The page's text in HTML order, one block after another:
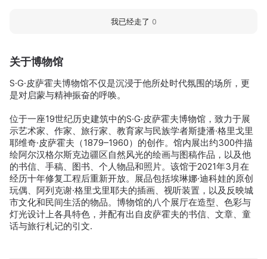
关于博物馆
S·G·皮萨霍夫博物馆不仅是沉浸于他所处时代氛围的场所，更
是对启蒙与精神振奋的呼唤。
位于一座19世纪历史建筑中的S·G·皮萨霍夫博物馆，致力于展
示艺术家、作家、旅行家、教育家与民族学者斯捷潘·格里戈里
耶维奇·皮萨霍夫（1879–1960）的创作。馆内展出约300件描
绘阿尔汉格尔斯克边疆区自然风光的绘画与图稿作品，以及他
的书信、手稿、图书、个人物品和照片。该馆于2021年3月在
经历十年修复工程后重新开放。展品包括埃琳娜·迪科娃的原创
玩偶、阿列克谢·格里戈里耶夫的插画、视听装置，以及反映城
市文化和民间生活的物品。博物馆的八个展厅在造型、色彩与
灯光设计上各具特色，并配有出自皮萨霍夫的书信、文章、童
话与旅行札记的引文.
我已经走了 0